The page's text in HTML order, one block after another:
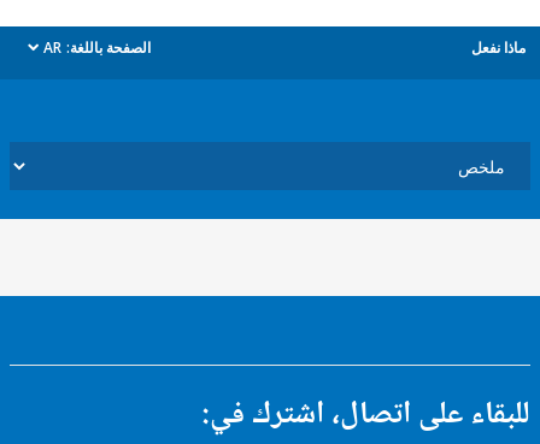
الصفحة باللغة: AR
dropdown
على اتصال، اشترك في: